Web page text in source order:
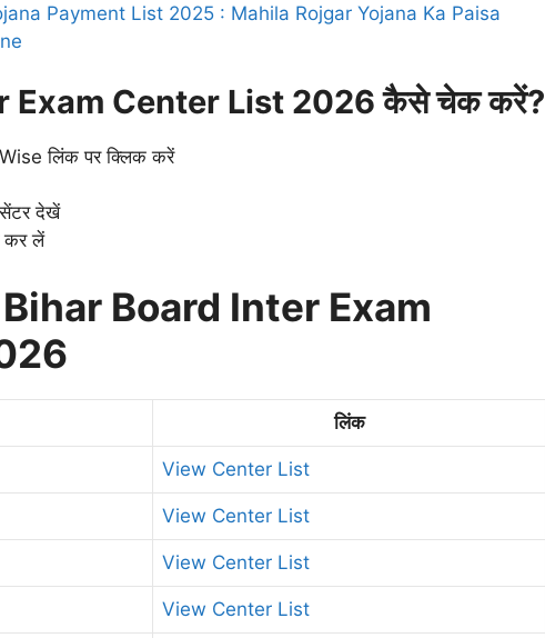
Payment List 2025 : Mahila Rojgar Yojana Ka Paisa
Exam Center List 2026 कैसे चेक करें?
लिंक पर क्लिक करें
देखें
कर लें
Board Inter Exam
लिंक
View Center List
View Center List
View Center List
View Center List